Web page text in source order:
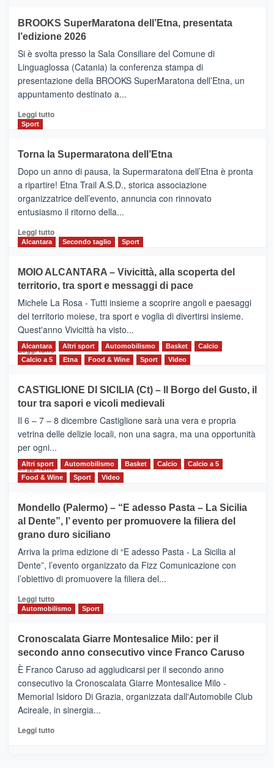
con
la
Al
via
i
collegamenti
BROOKS SuperMaratona dell’Etna, presentata
l’edizione 2026
Si è svolta presso la Sala Consiliare del Comune di
Linguaglossa (Catania) la conferenza stampa di
presentazione della BROOKS SuperMaratona dell’Etna, un
appuntamento destinato a...
Leggi tuttoLeggi
BROOKS
SuperMaratona
dell’Etna,
presentata
l’edizione
2026
Sport
Torna la Supermaratona dell’Etna
Dopo un anno di pausa, la Supermaratona dell’Etna è pronta
a ripartire! Etna Trail A.S.D., storica associazione
organizzatrice dell’evento, annuncia con rinnovato
entusiasmo il ritorno della...
Leggi tuttoLeggi
Torna
la
Supermaratona
dell’Etna
Alcantara Secondo taglio Sport
MOIO ALCANTARA – Vivicittà, alla scoperta del
territorio, tra sport e messaggi di pace
Michele La Rosa - Tutti insieme a scoprire angoli e paesaggi
del territorio moiese, tra sport e voglia di divertirsi insieme.
Quest'anno Vivicittà ha visto...
Leggi tutto Leggi
MOIO
ALCANTARA
–
Vivicittà,
alla
scoperta
del
territorio,
e
messaggi
di
Alcantara Altri sport Automobilismo Basket
Calcio
Calcio a 5
Etna Food & Wine Sport Video
CASTIGLIONE DI SICILIA (Ct) – Il Borgo del Gusto, il
tour tra sapori e vicoli medievali
Il 6 – 7 – 8 dicembre Castiglione sarà una vera e propria
vetrina delle delizie locali, non una sagra, ma una opportunità
per ogni...
Leggi tuttoLeggi
di
CASTIGLIONE
DI
SICILIA
(Ct)
–
Il
Borgo
Gusto,
il
tra
sapori
vicoli
medievali
Altri sport Automobilismo Basket Calcio
Calcio a 5
Food & Wine
Sport Video
Mondello (Palermo) – “E adesso Pasta – La Sicilia
al Dente”, l’ evento per promuovere la filiera del
grano duro siciliano
Arriva la prima edizione di “E adesso Pasta - La Sicilia al
Dente”, l’evento organizzato da Fizz Comunicazione con
l’obiettivo di promuovere la filiera del...
Leggi tuttoLeggi
di
Mondello
(Palermo)
–
“E
adesso
Pasta
–
Sicilia
Automobilismo Sport
Cronoscalata Giarre Montesalice Milo: per il
secondo anno consecutivo vince Franco Caruso
È Franco Caruso ad aggiudicarsi per il secondo anno
consecutivo la Cronoscalata Giarre Montesalice Milo -
Memorial Isidoro Di Grazia, organizzata dall'Automobile Club
Acireale, in sinergia...
Leggi tuttoLeggi